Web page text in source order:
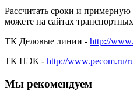
Рассчитать сроки и примерную
можете на сайтах
ТК Деловые линии - http://
ТК ПЭК - http://www.pecom.ru/
Мы рекомендуем